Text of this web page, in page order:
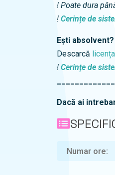
! Poate dura
! Cerințe de
Ești absolvent?
Descarcă
! Cerințe de
Dacă ai
Numar ore